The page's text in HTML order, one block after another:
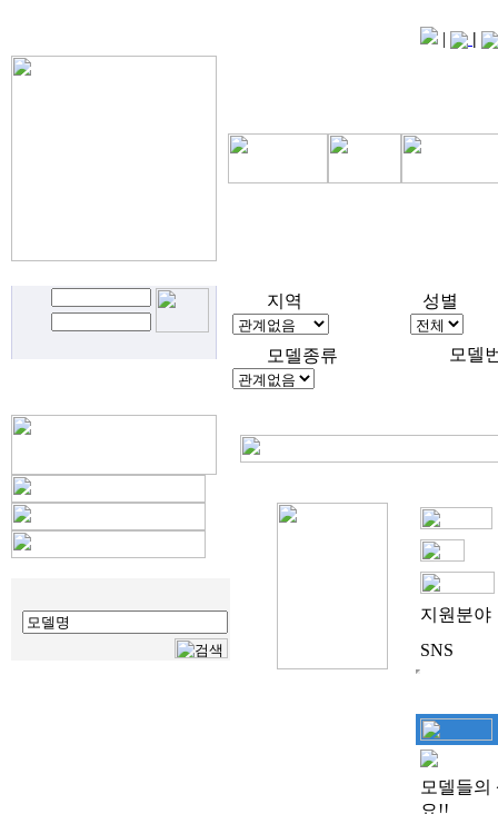
| |
지역 성별
모델종류 모델
지원분야
SNS
모델들
요!!